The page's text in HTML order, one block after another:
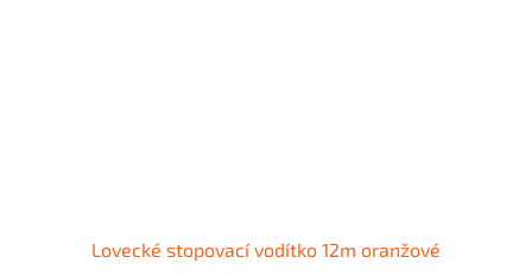
Lovecké stopovací vodítko 12m oranžové